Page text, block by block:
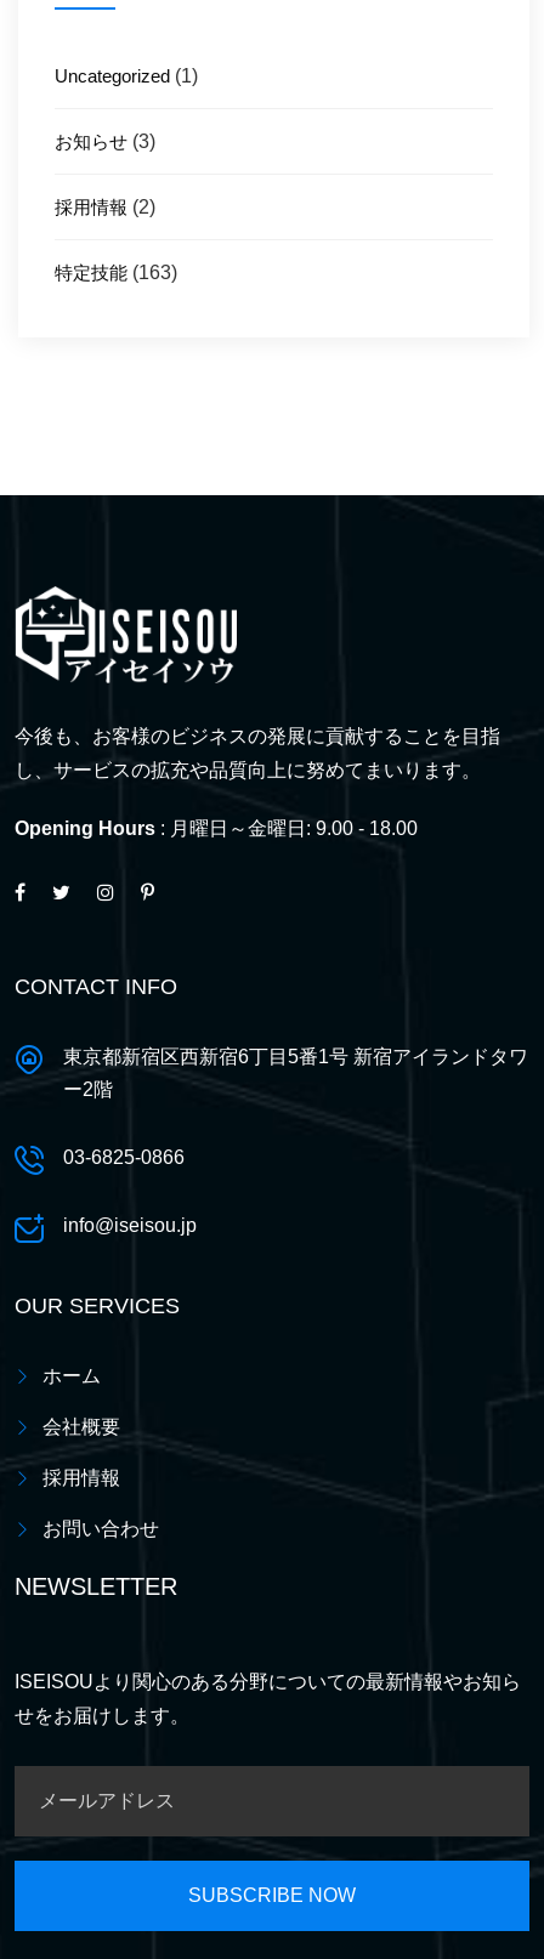
Uncategorized (1)
お知らせ (3)
採用情報 (2)
特定技能 (163)
今後も、お客様のビジネスの発展に貢献することを目指
し、サービスの拡充や品質向上に努めてまいります。
Opening Hours : 月曜日～金曜日: 9.00 - 18.00
CONTACT INFO
東京都新宿区西新宿6丁目5番1号 新宿アイランドタワ
ー2階
03-6825-0866
info@iseisou.jp
OUR SERVICES
ホーム
会社概要
採用情報
お問い合わせ
NEWSLETTER
ISEISOUより関心のある分野についての最新情報やお知ら
せをお届けします。